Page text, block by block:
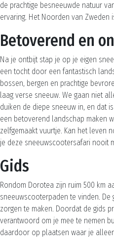
de prachtige besneeuwde natuur
ervaring. Het Noorden van Zweden
Betoverend en
Na je ontbijt stap je op je eigen
een tocht door een fantastisch
bossen, bergen en prachtige
laag verse sneeuw. We gaan niet
duiken de diepe sneeuw in, en dat
een betoverend landschap maken
zelfgemaakt vuurtje. Kan het leven
je deze sneeuwscootersafari nooit
Gids
Rondom Dorotea zijn ruim 500 km
sneeuwscooterpaden te vinden. De
zorgen te maken. Doordat de gids
verantwoord om je mee te nemen
daardoor op plaatsen waar je